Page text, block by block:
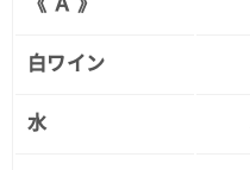
白ワイン
水